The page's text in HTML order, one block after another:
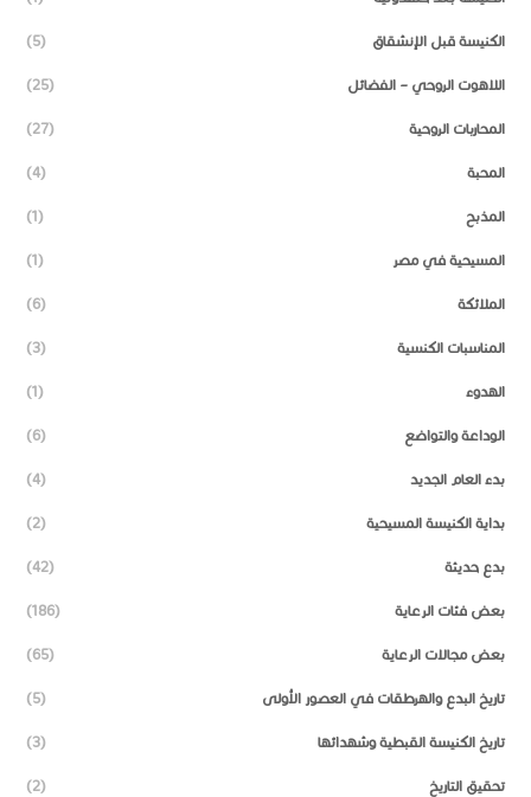
الكنيسة قبل الإنشقاق (5)
اللاهوت الروحي – الفضائل (25)
المحاربات الروحية (27)
المحبة (4)
المذبح (1)
المسيحية في مصر (1)
الملائكة (6)
المناسبات الكنسية (3)
الهدوء (1)
الوداعة والتواضع (6)
بدء العام الجديد (4)
بداية الكنيسة المسيحية (2)
بدع حديثة (42)
بعض فئات الرعاية (186)
بعض مجالات الرعاية (65)
تاريخ البدع والهرطقات في العصور الأولى (5)
تاريخ الكنيسة القبطية وشهدائها (3)
تحقيق التاريخ (2)